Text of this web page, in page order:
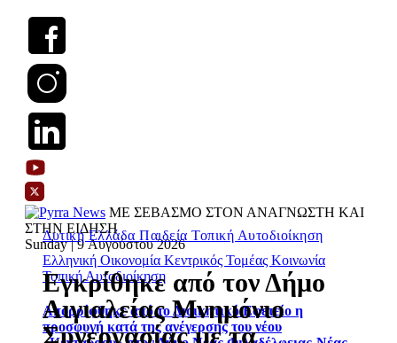
ΜΕ ΣΕΒΑΣΜΟ ΣΤΟΝ ΑΝΑΓΝΩΣΤΗ ΚΑΙ
ΣΤΗΝ ΕΙΔΗΣΗ
Sunday | 9 Αυγούστου 2026
Ελληνική Οικονομία Κεντρικός Τομέας Κοινωνία
Τοπική Αυτοδιοίκηση
Απορρίφθηκε από το Διοικητικό Εφετείο η
προσφυγή κατά της ανέγερσης του νέου
Δυτική Ελλάδα Παιδεία Τοπική Αυτοδιοίκηση
Εγκρίθηκε από τον Δήμο
Αιγιαλείας Μνημόνιο
Συνεργασίας με τα